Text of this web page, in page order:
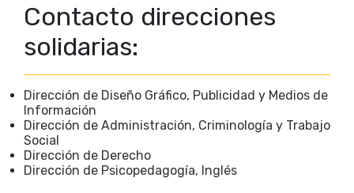
Contacto direcciones
solidarias:
Dirección de Diseño Gráfico, Publicidad y Medios de
Información
Dirección de Administración, Criminología y Trabajo
Social
Dirección de Derecho
Dirección de Psicopedagogía, Inglés